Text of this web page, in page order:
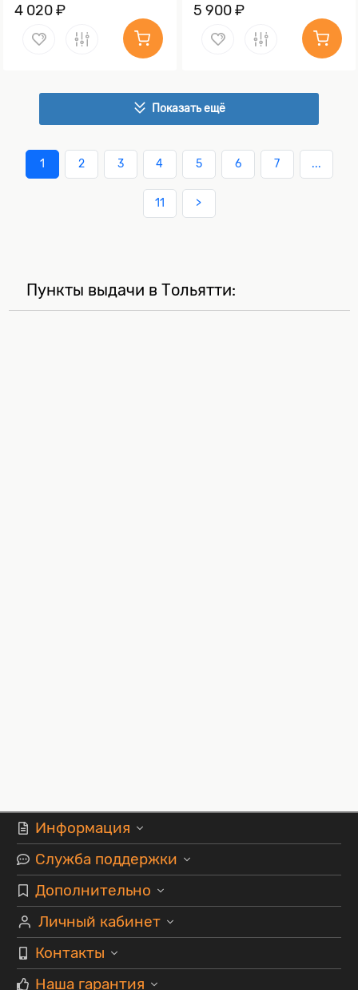
4 020 ₽ 5 900 ₽
Показать ещё
1 2 3 4 5 6 7 ...
11 >
Пункты выдачи в Тольятти:
Информация
Служба поддержки
Дополнительно
Личный кабинет
Контакты
Наша гарантия